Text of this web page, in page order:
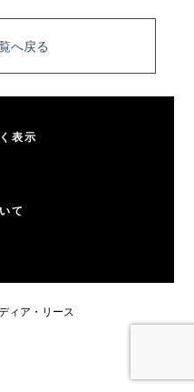
へ戻る
表示
て
ィア・リース